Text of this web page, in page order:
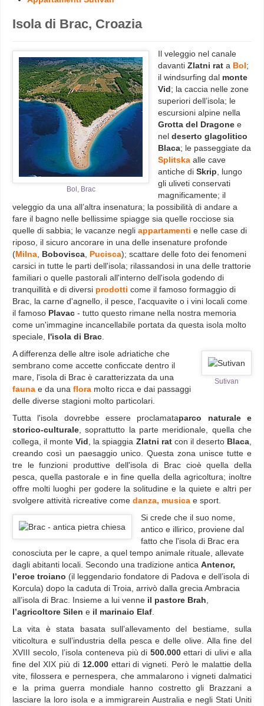
Isola di Brac, Croazia
Bol, Brac
Il veleggio nel canale
davanti Zlatni rat a Bol;
il windsurfing dal monte
Vid; la caccia nelle zone
superiori dell’isola; le
escursioni alpine nella
Grotta del Dragone e
nel deserto glagolitico
Blaca; le passeggiate da
Splitska alle cave
antiche di Skrip , lungo
gli uliveti conservati
magnificamente; il
veleggio da una all’altra insenatura; la possibilità di andare a
fare il bagno nelle bellissime spiagge sia quelle rocciose sia
quelle di sabbia; le vacanze negli appartamenti e nelle case di
riposo, il sicuro ancorare in una delle insenature profonde
(Milna Bobovisca Pucisca); scattare delle foto dei fenomeni
carsici in tutte le parti dell'isola; rilassandosi in una delle trattorie
familiari o quelle pastorali all'interno dell'isola godendo di
tranquillità e di diversi prodotti come il famoso formaggio di
Brac, la carne d'agnello, il pesce, l'acquavite o i vini locali come
il famoso Plavac - tutto questo rimane nella nostra memoria
come un'immagine incancellabile portata da questa isola molto
speciale, l'isola di Brac
Sutivan
A differenza delle altre isole adriatiche che
sembrano come accette conficcate dentro il
mare, l'isola di Brac è caratterizzata da una
fauna e da una flora molto ricca e dai passaggi
delle diverse stagioni molto particolari.
Tutta l'isola dovrebbe essere proclamataparco naturale e
storico-culturale , soprattutto la parte meridionale, quella che
collega, il monteVid , la spiaggia Zlatni ratcon il deserto Blaca
creando così un paesaggio unico. Questa zona unisce tutte e
tre le funzioni produttive dell'isola di Brac cioè quella della
pesca, quella pastorale e in fine quella della agricoltura; inoltre
offre molti luoghi per godere la solitudine e la quiete e altri per
svolgere attività ricreative come danza, musica e sport.
Si crede che il suo nome,
antico e illirico, proviene dal
fatto che l'isola di Brac era
conosciuta per le capre, a quel tempo animale rituale, allevate
dagli abitanti locali. Secondo una tradizione antica Antenor,
l’eroe troiano (il leggendario fondatore di Padova e dell’isola di
Korcula) dopo la caduta di Troia, arrivò dalla grecia Ambracia
all’isola di Brac. Insieme a lui venne il pastore Brah
l’agricoltore Silen e il marinaio Elaf
La vita è stata basata sull’allevamento del bestiame, sulla
viticoltura e sull’industria della pesca e delle olive. Alla fine del
XVIII secolo, l’isola conteneva più di 500.000ettari di ulivi e alla
fine del XIX più di 12.000ettari di vigneti. Però le malattie della
vite, filossera e pernespera, che ammalarono i vigneti dalmatici
e la prima guerra mondiale hanno costretto gli Brazzani a
lasciare la loro isola e a immigrarein Australia e negli Stati Uniti